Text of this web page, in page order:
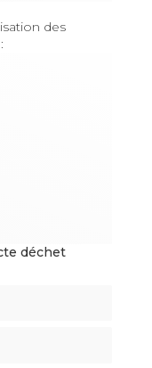
des
déchet